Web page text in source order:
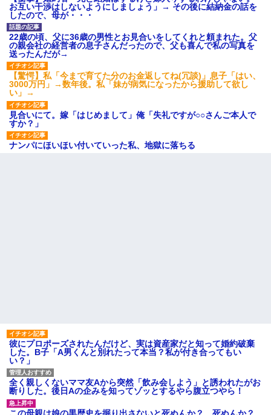
お互い干渉はしないようにしましょう」→ その後に結納金の話を
したので、母が・・・
22歳の頃、父に36歳の男性とお見合いをしてくれと頼まれた。父
の親会社の経営者の息子さんだったので、父も喜んで私の写真を
送ったんだが→
【驚愕】私「今まで育てた分のお金返してね(冗談)」息子「はい、
3000万円」→数年後。私「妹が病気になったから援助して欲し
い」→
見合いにて。嫁「はじめまして」俺「失礼ですが○○さんご本人で
すか？」
ナンパにほいほい付いていった私、地獄に落ちる
彼にプロポーズされたんだけど、実は資産家だと知って婚約破棄
した。B子「A男くんと別れたって本当？私が付き合ってもい
い？」
全く親しくないママ友Aから突然「飲み会しよう」と誘われたがお
断りした。後日Aの企みを知ってゾッとするやら腹立つやら！